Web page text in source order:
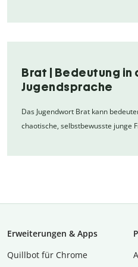
Brat | Bedeutung in
Jugendsprache
Das Jugendwort Brat kann
chaotische, selbstbewusste junge
Erweiterungen & Apps
Quillbot für Chrome